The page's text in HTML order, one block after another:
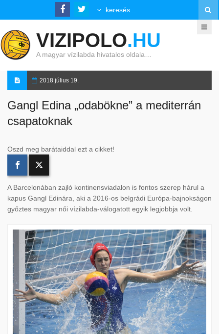
VIZIPOLO.HU
A magyar vízilabda hivatalos oldala…
2018 július 19.
Gangl Edina „odabökne” a mediterrán
csapatoknak
Oszd meg barátaiddal ezt a cikket!
A Barcelonában zajló kontinensviadalon is fontos szerep hárul a
kapus Gangl Edinára, aki a 2016-os belgrádi Európa-bajnokságon
győztes magyar női vízilabda-válogatott egyik legjobbja volt.